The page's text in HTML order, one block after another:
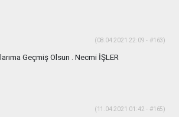
(08.04.2021 22:09 - #163)
Geçmiş Olsun . Necmi İŞLER
(11.04.2021 01:42 - #165)